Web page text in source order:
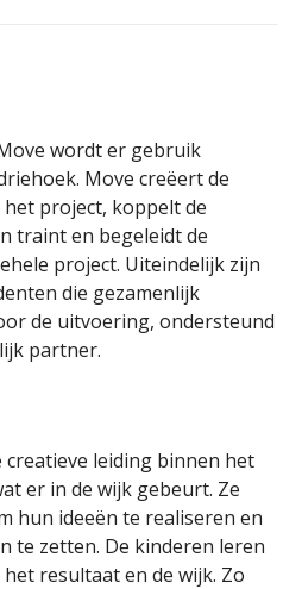
wordt er gebruik
Move creëert de
project, koppelt de
traint en begeleidt de
project. Uiteindelijk zijn
die gezamenlijk
de uitvoering, ondersteund
partner.
leiding binnen het
er in de wijk gebeurt. Ze
hun ideeën te realiseren en
te zetten. De kinderen leren
resultaat en de wijk. Zo